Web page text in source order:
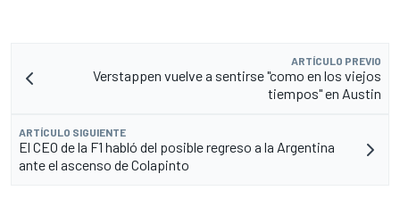
ARTÍCULO PREVIO
Verstappen vuelve a sentirse "como en los viejos
tiempos" en Austin
ARTÍCULO SIGUIENTE
El CEO de la F1 habló del posible regreso a la Argentina
ante el ascenso de Colapinto